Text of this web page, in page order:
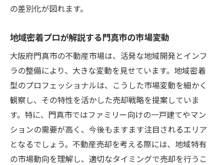
の差別化が図れます。
地域密着プロが解説する門真市の市場変動
大阪府門真市の不動産市場は、活発な地域開発とインフ
ラの整備により、大きな変動を見せています。地域密着
型のプロフェッショナルは、こうした市場変動を細かく
観察し、その特性を活かした売却戦略を提案していま
す。特に、門真市ではファミリー向けの一戸建てやマン
ションの需要が高く、今後もますます注目されるエリア
となるでしょう。不動産売却を考える際には、地域特有
の市場動向を理解し、適切なタイミングで売却を行うこ